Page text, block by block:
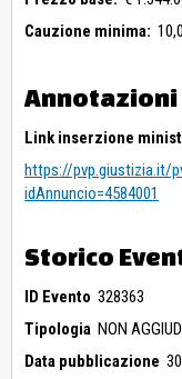
Cauzione minima:
Annotazioni
Link inserzione
https://pvp.giustizia.it/
idAnnuncio=4584001
Storico
ID Evento 328363
Tipologia NON
Data pubblicazione